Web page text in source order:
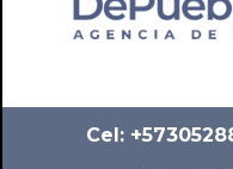
Cel: